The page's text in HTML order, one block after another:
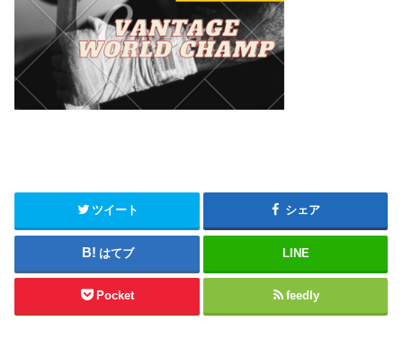
ツイート シェア
はてブ LINE
Pocket feedly